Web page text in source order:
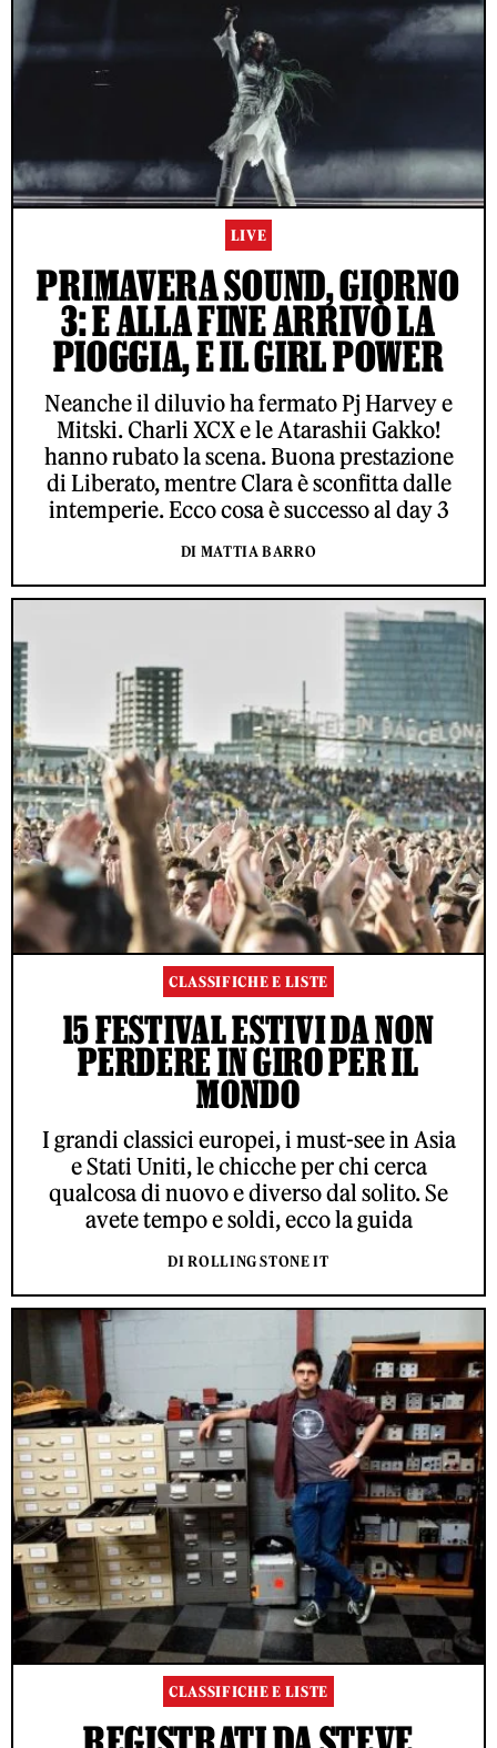
LIVE
PRIMAVERA SOUND, GIORNO
3: E ALLA FINE ARRIVÒ LA
PIOGGIA, E IL GIRL POWER
Neanche il diluvio ha fermato Pj Harvey e
Mitski. Charli XCX e le Atarashii Gakko!
hanno rubato la scena. Buona prestazione
di Liberato, mentre Clara è sconfitta dalle
intemperie. Ecco cosa è successo al day 3
DI MATTIA BARRO
CLASSIFICHE E LISTE
15 FESTIVAL ESTIVI DA NON
PERDERE IN GIRO PER IL
MONDO
I grandi classici europei, i must-see in Asia
e Stati Uniti, le chicche per chi cerca
qualcosa di nuovo e diverso dal solito. Se
avete tempo e soldi, ecco la guida
DI ROLLING STONE IT
CLASSIFICHE E LISTE